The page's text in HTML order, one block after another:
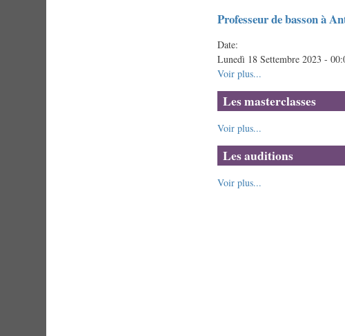
Professeur de basson à
Date:
Lunedì 18 Settembre 2023 -
Voir plus...
Les masterclasses
Voir plus...
Les auditions
Voir plus...